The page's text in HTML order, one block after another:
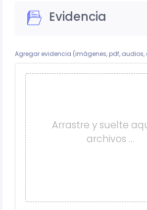
Evidencia
Agregar evidencia (imágenes, pdf, audios,
Arrastre y suelte
archivos …